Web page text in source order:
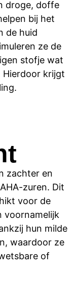
droge, doffe
bij het
de huid
ze de
stofje wat
Hierdoor krijgt
zachter en
zuren. Dit
voor de
voornamelijk
hun milde
waardoor ze
of